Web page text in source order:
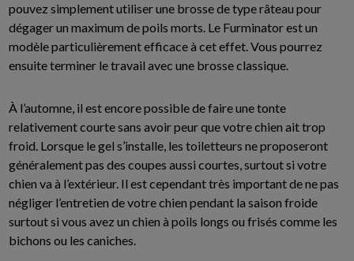
pouvez simplement utiliser une brosse de type râteau pour
dégager un maximum de poils morts. Le Furminator est un
modèle particulièrement efficace à cet effet. Vous pourrez
ensuite terminer le travail avec une brosse classique.
À l’automne, il est encore possible de faire une tonte
relativement courte sans avoir peur que votre chien ait trop
froid. Lorsque le gel s’installe, les toiletteurs ne proposeront
généralement pas des coupes aussi courtes, surtout si votre
chien va à l’extérieur. Il est cependant très important de ne pas
négliger l’entretien de votre chien pendant la saison froide
surtout si vous avez un chien à poils longs ou frisés comme les
bichons ou les caniches.